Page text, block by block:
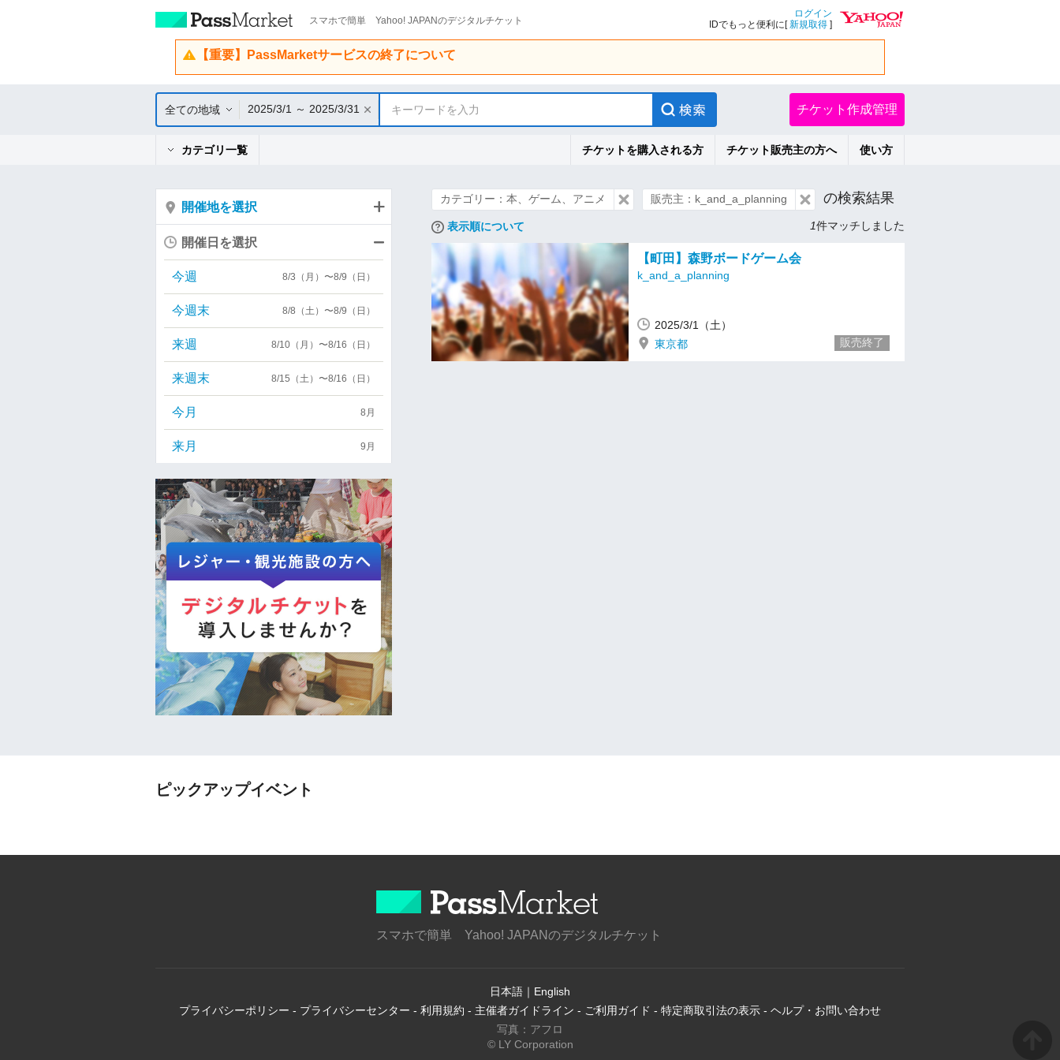
スマホで簡単 Yahoo! JAPANのデジタルチケット
ログイン
IDでもっと便利に[新規取得 ]
【重要】PassMarketサービスの終了について
全ての地域 2025/3/1 ～ 2025/3/31 キーワードを入力 チケット作成管理
カテゴリ一覧 チケットを購入される方 チケット販売主の方へ 使い方
カテゴリー：本、ゲーム、アニメ 販売主：k_and_a_planning の検索結果
表示順について 1件マッチしました
【町田】森野ボードゲーム会
k_and_a_planning
2025/3/1（土）
東京都
販売終了
開催地を選択
開催日を選択
今週 8/3（月）〜8/9（日）
今週末 8/8（土）〜8/9（日）
来週 8/10（月）〜8/16（日）
来週末 8/15（土）〜8/16（日）
今月 8月
来月 9月
ピックアップイベント
スマホで簡単 Yahoo! JAPANのデジタルチケット
日本語 ｜ English
プライバシーポリシー - プライバシーセンター - 利用規約 - 主催者ガイドライン - ご利用ガイド - 特定商取引法の表示 - ヘルプ・お問い合わせ
写真：アフロ
© LY Corporation